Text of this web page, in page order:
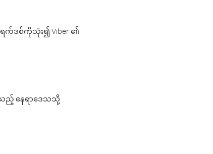
ဒစ်ကိုသုံး၍ Viber ၏
သည့် နေရာဒေသသို့